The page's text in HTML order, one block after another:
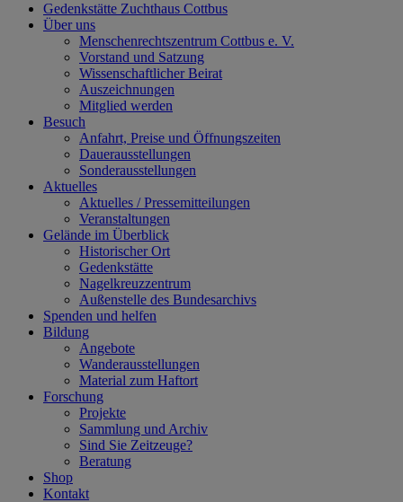
Gedenkstätte Zuchthaus Cottbus
Über uns
Menschenrechtszentrum Cottbus e. V.
Vorstand und Satzung
Wissenschaftlicher Beirat
Auszeichnungen
Mitglied werden
Besuch
Anfahrt, Preise und Öffnungszeiten
Dauerausstellungen
Sonderausstellungen
Aktuelles
Aktuelles / Pressemitteilungen
Veranstaltungen
Gelände im Überblick
Historischer Ort
Gedenkstätte
Nagelkreuzzentrum
Außenstelle des Bundesarchivs
Spenden und helfen
Bildung
Angebote
Wanderausstellungen
Material zum Haftort
Forschung
Projekte
Sammlung und Archiv
Sind Sie Zeitzeuge?
Beratung
Shop
Kontakt